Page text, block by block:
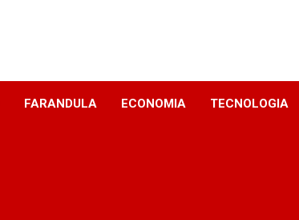
FARANDULA ECONOMIA TECNOLOGIA